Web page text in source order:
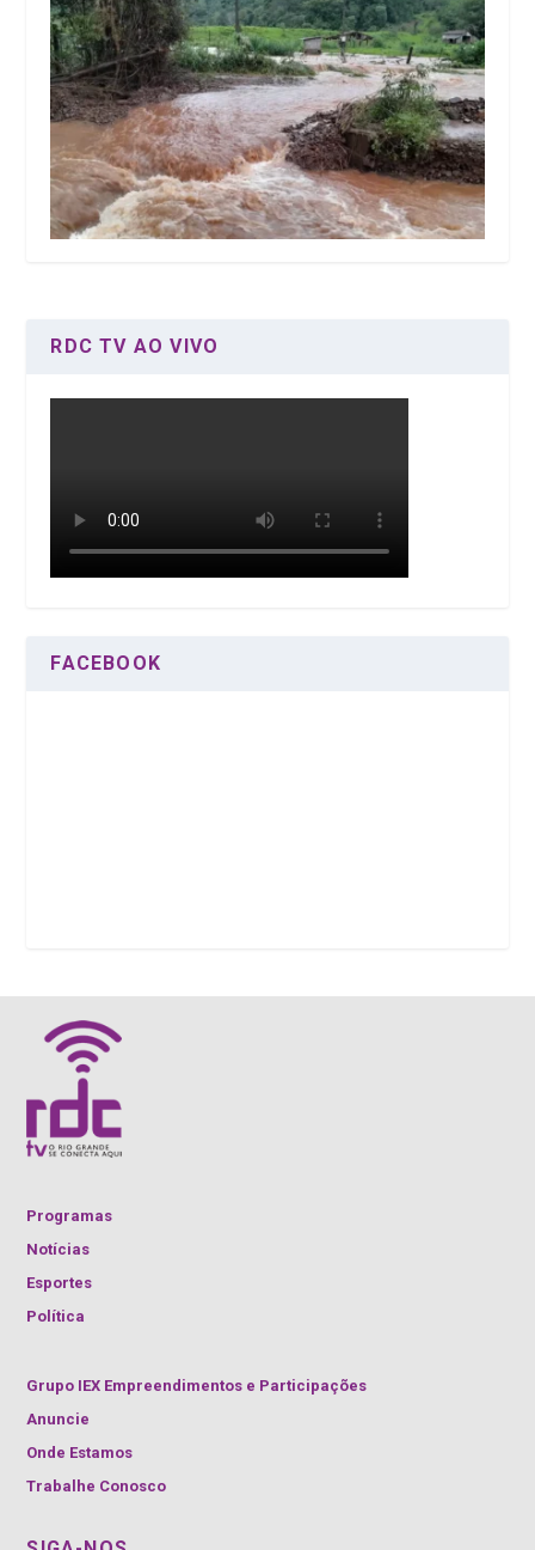
RDC TV AO VIVO
FACEBOOK
Programas
Notícias
Esportes
Política
Grupo IEX Empreendimentos e Participações
Anuncie
Onde Estamos
Trabalhe Conosco